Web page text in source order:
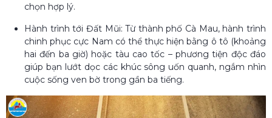
chọn hợp lý.
Hành trình tới Đất Mũi: Từ thành phố Cà Mau, hành trình
chinh phục cực Nam có thể thực hiện bằng ô tô (khoảng
hai đến ba giờ) hoặc tàu cao tốc – phương tiện độc đáo
giúp bạn lướt dọc các khúc sông uốn quanh, ngắm nhìn
cuộc sống ven bờ trong gần ba tiếng.